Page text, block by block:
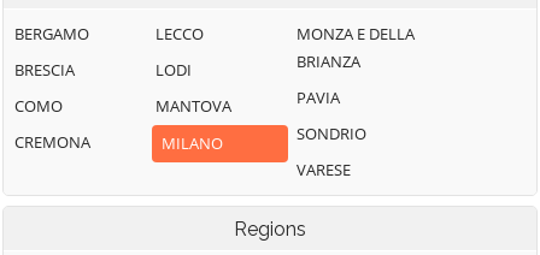
Bernate Ticino
Besate
Binasco
Boffalora sopra
Bollate
Gudo Visconti
Inveruno
Inzago
Lacchiarella
Legnano
Naviglio
Rodano
Rosate
Rozzano
San Colombano
al Lambro
San Donato
BERGAMO
BRESCIA
COMO
CREMONA
LECCO
LODI
MANTOVA
MILANO
MONZA E DELLA
BRIANZA
PAVIA
SONDRIO
VARESE
Regions